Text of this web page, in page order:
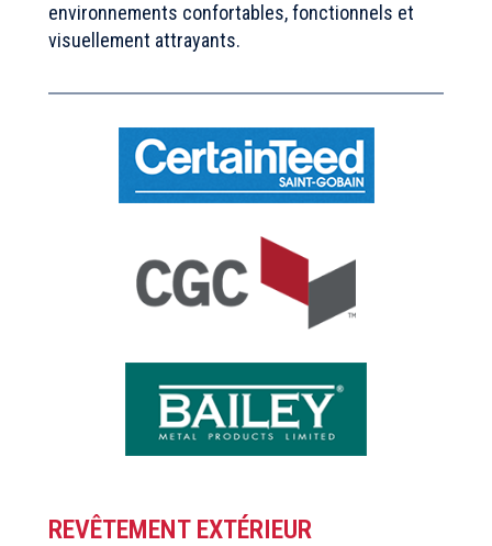
environnements confortables, fonctionnels et
visuellement attrayants.
REVÊTEMENT EXTÉRIEUR